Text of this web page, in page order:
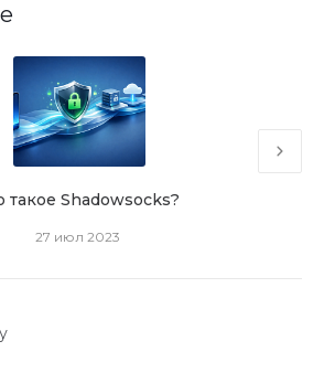
такое Shadowsocks?
27 июл 2023